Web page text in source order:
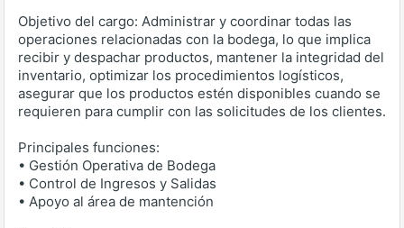
Objetivo del cargo: Administrar y coordinar todas las
operaciones relacionadas con la bodega, lo que implica
recibir y despachar productos, mantener la integridad del
inventario, optimizar los procedimientos logísticos,
asegurar que los productos estén disponibles cuando se
requieren para cumplir con las solicitudes de los clientes.
Principales funciones:
• Gestión Operativa de Bodega
• Control de Ingresos y Salidas
• Apoyo al área de mantención